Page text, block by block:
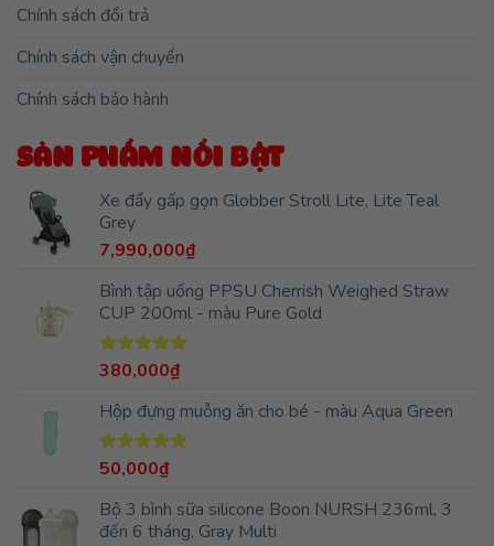
Chính sách đổi trả
Chính sách vận chuyển
Chính sách bảo hành
SẢN PHẨM NỔI BẬT
Xe đẩy gấp gọn Globber Stroll Lite, Lite Teal
Grey
7,990,000₫
Bình tập uống PPSU Cherrish Weighed Straw
CUP 200ml - màu Pure Gold
Được xếp
5 sao
380,000₫
Hộp đựng muỗng ăn cho bé - màu Aqua Green
Được xếp
5 sao
50,000₫
Bộ 3 bình sữa silicone Boon NURSH 236ml, 3
đến 6 tháng, Gray Multi